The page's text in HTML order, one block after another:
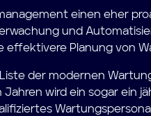
einen eher
und
effektivere Planung von
der modernen
wird ein sogar ein